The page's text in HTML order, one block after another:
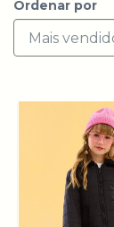
Ordenar por